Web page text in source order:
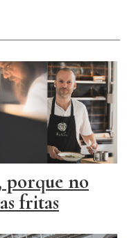
porque no
fritas